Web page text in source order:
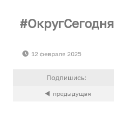
ОкругСегодня
12 февраля 2025